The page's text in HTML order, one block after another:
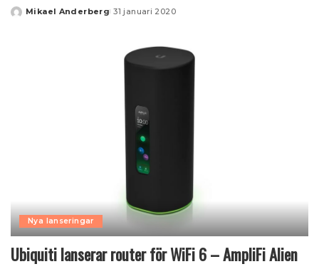
Posted
Mikael Anderberg 31 januari 2020
Nya lanseringar
Ubiquiti lanserar router för WiFi 6 – AmpliFi Alien